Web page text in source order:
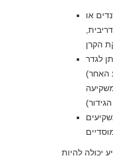
או
לגדר
האחר)